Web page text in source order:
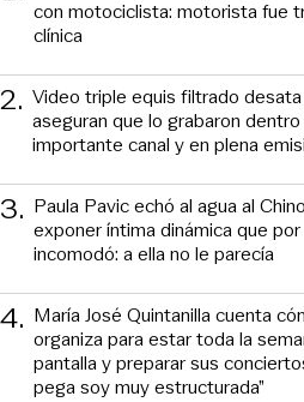
con motociclista: motorista fue
clínica
2. Video triple equis filtrado
aseguran que lo grabaron
importante canal y en plena
3. Paula Pavic echó al agua al
exponer íntima dinámica que
incomodó: a ella no le parecía
4. María José Quintanilla cuenta
organiza para estar toda la
pantalla y preparar sus
pega soy muy estructurada”